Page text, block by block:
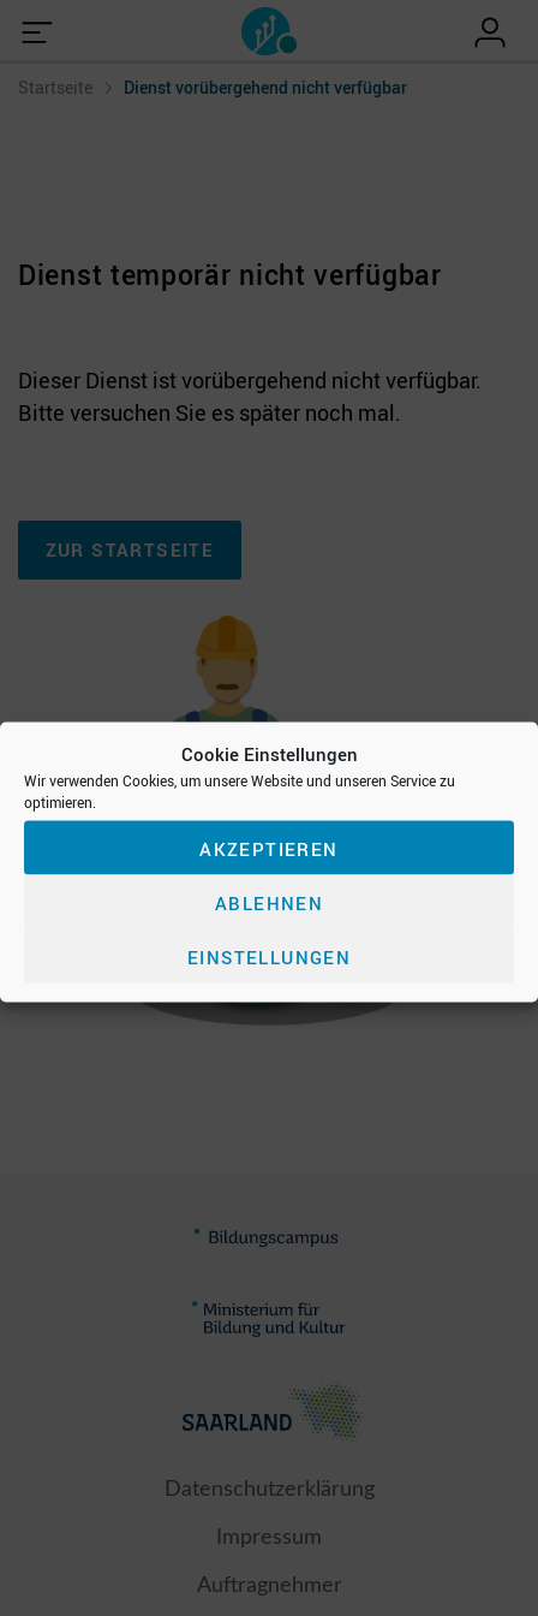
Cookie Einstellungen
Wir verwenden Cookies, um unsere Website und unseren Service zu
optimieren.
AKZEPTIEREN
ABLEHNEN
EINSTELLUNGEN
Startseite Dienst vorübergehend nicht verfügbar
Dienst temporär nicht verfügbar
Dieser Dienst ist vorübergehend nicht verfügbar.
Bitte versuchen Sie es später noch mal.
ZUR STARTSEITE
Datenschutzerklärung
Impressum
Auftragnehmer